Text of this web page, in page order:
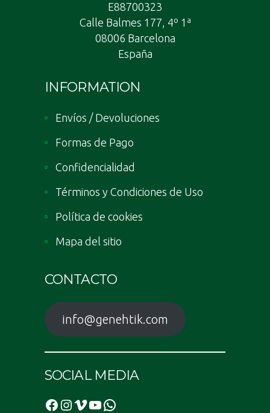
E88700323
Calle Balmes 177, 4º 1ª
08006 Barcelona
España
INFORMATION
Envíos / Devoluciones
Formas de Pago
Confidencialidad
Términos y Condiciones de Uso
Política de cookies
Mapa del sitio
CONTACTO
info@genehtik.com
SOCIAL MEDIA
Facebook
Instagram
Vimeo
YouTube
WhatsApp